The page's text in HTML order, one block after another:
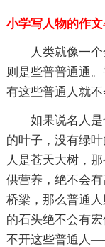
小学写人物的作文
人类就像一
则是些普普通通
有这些普通人就不
如果说名人
的叶子，没有绿
人是苍天大树，
供营养，绝不会
桥梁，那么普通
的石头绝不会有
不开这些普通人